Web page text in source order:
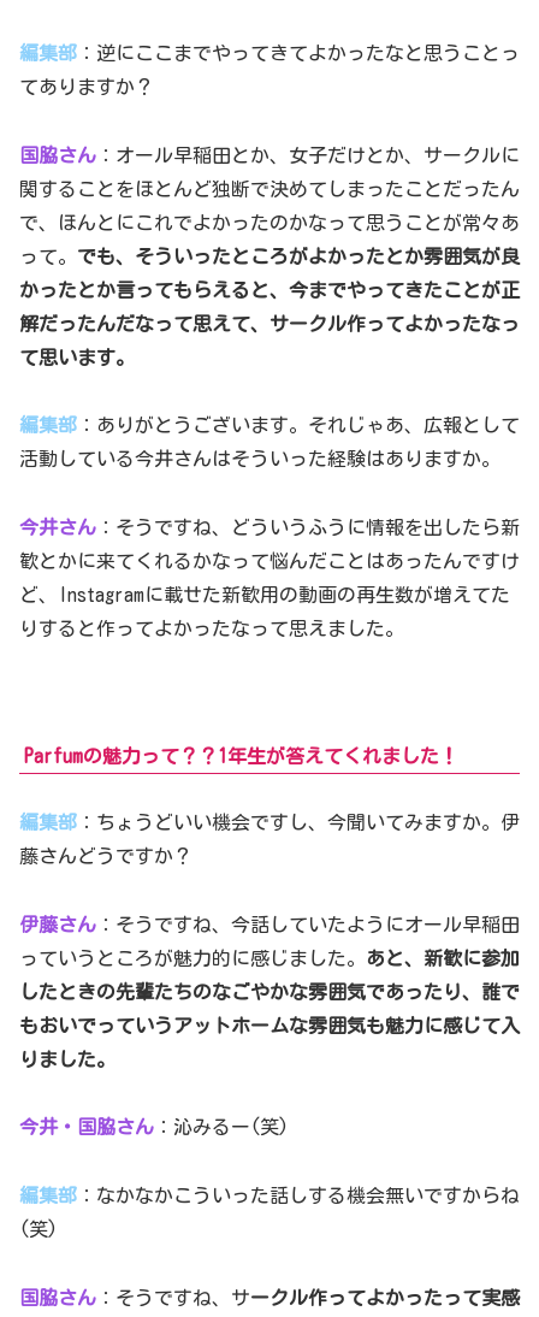
編集部 ：逆にここまでやってきてよかったなと思うことっ
てありますか？
国脇さん ：オール早稲田とか、女子だけとか、サークルに
関することをほとんど独断で決めてしまったことだったん
で、ほんとにこれでよかったのかなって思うことが常々あ
って。 でも、そういったところがよかったとか雰囲気が良
かったとか言ってもらえると、今までやってきたことが正
解だったんだなって思えて、サークル作ってよかったなっ
て思います。
編集部 ：ありがとうございます。それじゃあ、広報として
活動している今井さんはそういった経験はありますか。
今井さん ：そうですね、どういうふうに情報を出したら新
歓とかに来てくれるかなって悩んだことはあったんですけ
ど、Instagramに載せた新歓用の動画の再生数が増えてた
りすると作ってよかったなって思えました。
Parfumの魅力って？？1年生が答えてくれました！
編集部 ：ちょうどいい機会ですし、今聞いてみますか。伊
藤さんどうですか？
伊藤さん ：そうですね、今話していたようにオール早稲田
っていうところが魅力的に感じました。 あと、新歓に参加
したときの先輩たちのなごやかな雰囲気であったり、誰で
もおいでっていうアットホームな雰囲気も魅力に感じて入
りました。
今井・国脇さん ：沁みるー(笑)
編集部 ：なかなかこういった話しする機会無いですからね
(笑)
国脇さん ：そうですね、サークル作ってよかったって実感